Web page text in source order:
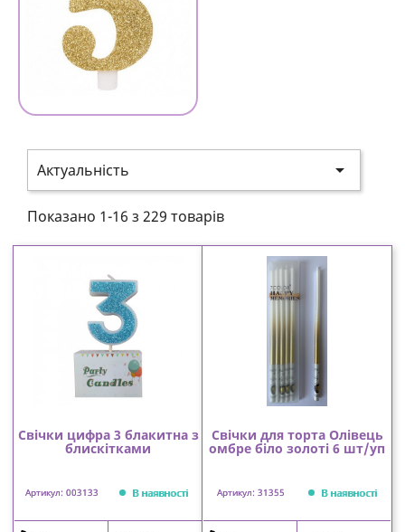
Актуальність 
Показано 1-16 з 229 товарів
Свічки цифра 3 блакитна з
блискітками
Артикул: 003133 В наявності
Свічки для торта Олівець
омбре біло золоті 6 шт/уп
Артикул: 31355 В наявності